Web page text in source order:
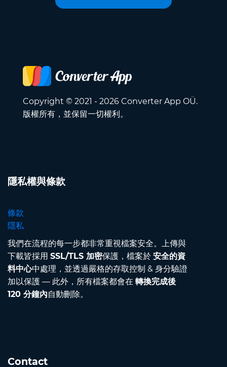
Copyright © 2021 - 2026 Converter App OÜ.
版權所有，並保留一切權利。
隱私權與條款
條款
隱私
我們在流程的每一步都非常重視檔案安全。上傳與
下載皆採用 SSL/TLS 加密保護，檔案於 安全的資
料中心中處理，並透過嚴格的存取控制 & 身分驗證
加以保護 — 此外，所有檔案都會在 轉換完成後
120 分鐘內自動刪除。
Contact